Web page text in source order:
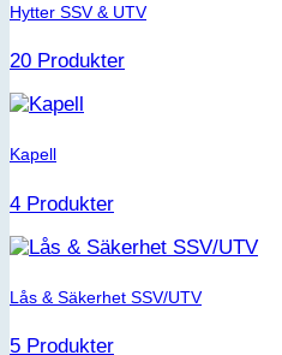
Hytter SSV & UTV
20 Produkter
Kapell
4 Produkter
Lås & Säkerhet SSV/UTV
5 Produkter